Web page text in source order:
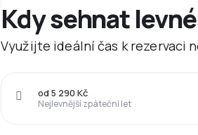
Kdy sehnat
Využijte ideální čas k rezervaci
Nejlevnější zpáteční let
od 5 290 Kč